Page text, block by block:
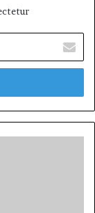
بريدك
الإلكتروني